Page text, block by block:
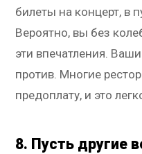
билеты на концерт, в
Вероятно, вы без
эти впечатления.
против. Многие
предоплату, и это
8. Пусть другие